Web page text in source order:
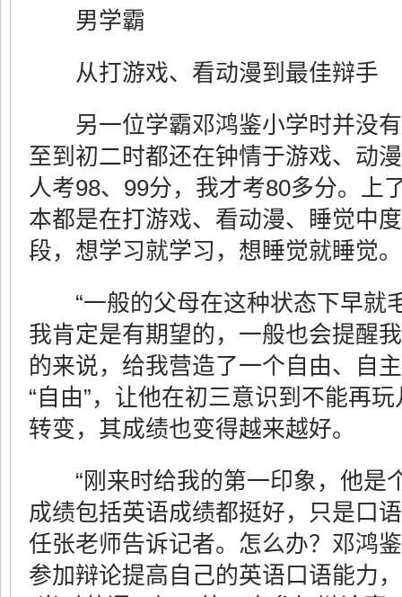
男学霸
从打游戏、看动漫到最佳辩手
另一位学霸邓鸿鉴小学时并没有
至到初二时都还在钟情于游戏、动
人考98、99分，我才考80多分。上
本都是在打游戏、看动漫、睡觉中
段，想学习就学习，想睡觉就睡觉。
“一般的父母在这种状态下早就
我肯定是有期望的，一般也会提醒
的来说，给我营造了一个自由、自
“自由”，让他在初三意识到不能再
转变，其成绩也变得越来越好。
“刚来时给我的第一印象，他是
成绩包括英语成绩都挺好，只是口
任张老师告诉记者。怎么办？邓鸿
参加辩论提高自己的英语口语能力